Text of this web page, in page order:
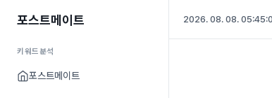
포스트메이트
키워드분석
포스트메이트
2026. 08. 08.